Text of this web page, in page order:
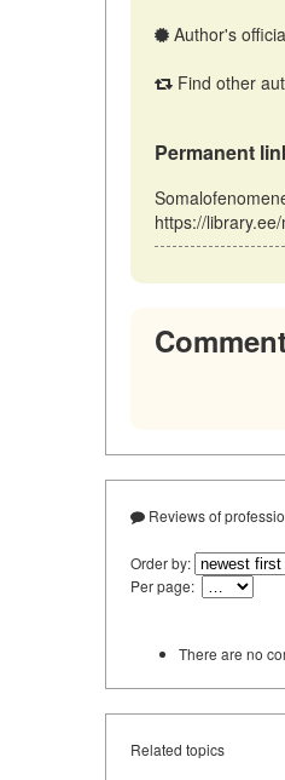
Author's
Find other
Permanent
https://
Reviews of
Order by:
Per page:
There are no
Related topics